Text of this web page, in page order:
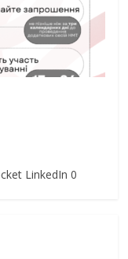
LinkedIn 0